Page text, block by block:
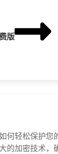
版
何轻松保护您
的加密技术，